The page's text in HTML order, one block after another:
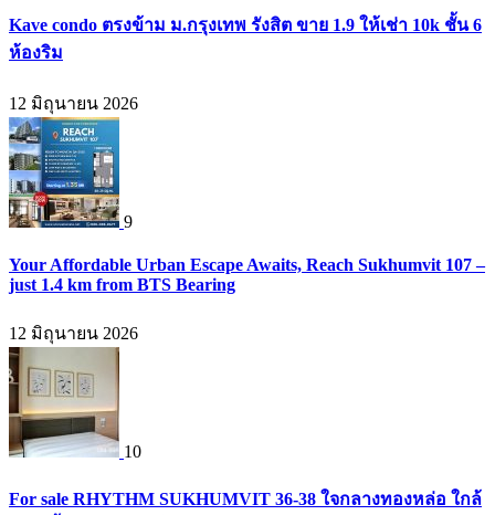
Kave condo ตรงข้าม ม.กรุงเทพ รังสิต ขาย 1.9 ให้เช่า 10k ชั้น 6
ห้องริม
12 มิถุนายน 2026
9
Your Affordable Urban Escape Awaits, Reach Sukhumvit 107 –
just 1.4 km from BTS Bearing
12 มิถุนายน 2026
10
For sale RHYTHM SUKHUMVIT 36-38 ใจกลางทองหล่อ ใกล้